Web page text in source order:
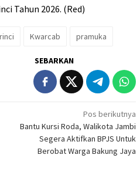
Tahun 2026. (Red)
Kwarcab pramuka
SEBARKAN
Pos berikutnya
Bantu Kursi Roda, Walikota Jambi
Segera Aktifkan BPJS Untuk
Berobat Warga Bakung Jaya